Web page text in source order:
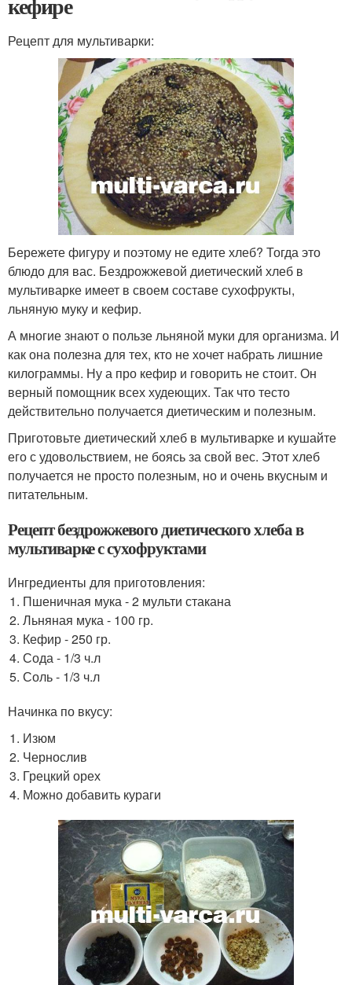
Рецепт для мультиварки:
Бережете фигуру и поэтому не едите хлеб? Тогда это
блюдо для вас. Бездрожжевой диетический хлеб в
мультиварке имеет в своем составе сухофрукты,
льняную муку и кефир.
А многие знают о пользе льняной муки для организма. И
как она полезна для тех, кто не хочет набрать лишние
килограммы. Ну а про кефир и говорить не стоит. Он
верный помощник всех худеющих. Так что тесто
действительно получается диетическим и полезным.
Приготовьте диетический хлеб в мультиварке и кушайте
его с удовольствием, не боясь за свой вес. Этот хлеб
получается не просто полезным, но и очень вкусным и
питательным.
Рецепт бездрожжевого диетического хлеба в
мультиварке с сухофруктами
Ингредиенты для приготовления:
Пшеничная мука - 2 мульти стакана
Льняная мука - 100 гр.
Кефир - 250 гр.
Сода - 1/3 ч.л
Соль - 1/3 ч.л
Начинка по вкусу:
Изюм
Чернослив
Грецкий орех
Можно добавить кураги